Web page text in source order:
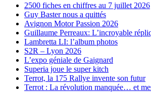
2500 fiches en chiffres au 7 juillet 2026
Guy Baster nous a quittés
Avignon Motor Passion 2026
Guillaume Perreaux: L’incroyable
Lambretta LI: l’album photos
S2R – Lyon 2026
L’expo géniale de Gaignard
Superia joue le super kitch
Terrot, la 175 Rallye invente son futur
Terrot : La révolution manquée… et